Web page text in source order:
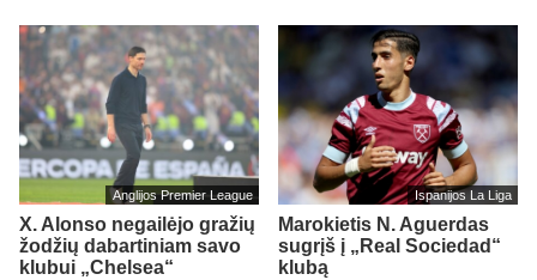
Anglijos Premier League
X. Alonso negailėjo gražių
žodžių dabartiniam savo
klubui „Chelsea“
Ispanijos La Liga
Marokietis N. Aguerdas
sugrįš į „Real Sociedad“
klubą